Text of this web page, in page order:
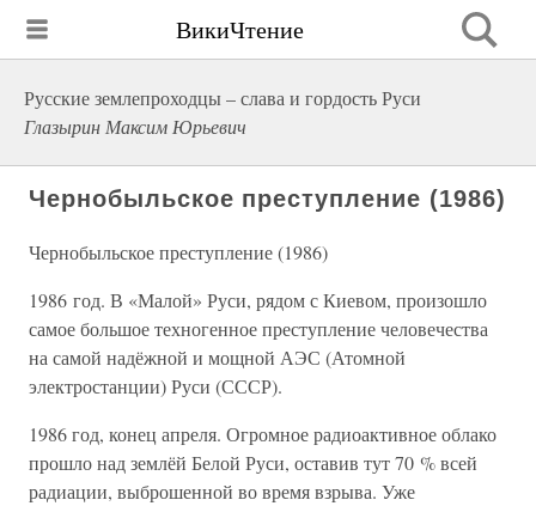
ВикиЧтение
Русские землепроходцы – слава и гордость Руси
Глазырин Максим Юрьевич
Чернобыльское преступление (1986)
Чернобыльское преступление (1986)
1986 год. В «Малой» Руси, рядом с Киевом, произошло
самое большое техногенное преступление человечества
на самой надёжной и мощной АЭС (Атомной
электростанции) Руси (СССР).
1986 год, конец апреля. Огромное радиоактивное облако
прошло над землёй Белой Руси, оставив тут 70 % всей
радиации, выброшенной во время взрыва. Уже